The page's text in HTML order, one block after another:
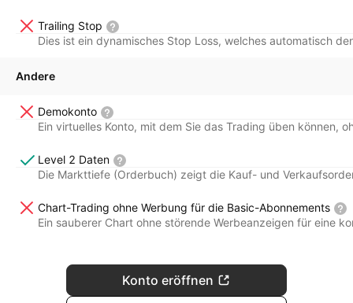
Trailing Stop
Dies ist ein dynamisches Stop Loss, welches automatisch
Andere
Demokonto
Ein virtuelles Konto, mit dem Sie das Trading üben können,
Level 2 Daten
Die Markttiefe (Orderbuch) zeigt die Kauf- und
Chart-Trading ohne Werbung für die Basic-Abonnements
Ein sauberer Chart ohne störende Werbeanzeigen für eine
Konto eröffnen